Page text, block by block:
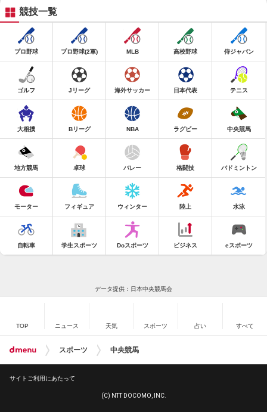
競技一覧
プロ野球 プロ野球(2軍) MLB 高校野球 侍ジャパン
ゴルフ Jリーグ 海外サッカー 日本代表 テニス
大相撲 Bリーグ NBA ラグビー 中央競馬
地方競馬 卓球 バレー 格闘技 バドミントン
モーター フィギュア ウィンター 陸上 水泳
自転車 学生スポーツ Doスポーツ ビジネス eスポーツ
データ提供：日本中央競馬会
TOP ニュース 天気 スポーツ 占い すべて
スポーツ 中央競馬
サイトご利用にあたって
(C) NTT DOCOMO, INC.